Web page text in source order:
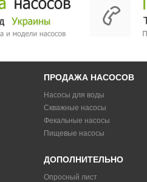
ПРОДАЖА НАСОСОВ
Насосы для воды
Скважные насосы
Фекальные насосы
Пищевые насосы
ДОПОЛНИТЕЛЬНО
Опросный лист